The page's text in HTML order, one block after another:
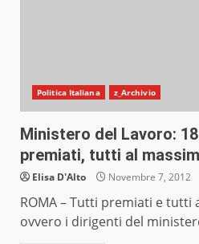
Politica Italiana z_Archivio
Ministero del Lavoro:
premiati, tutti al
Elisa D'Alto Novembre 7, 2012
ROMA – Tutti premiati e tutti
ovvero i dirigenti del